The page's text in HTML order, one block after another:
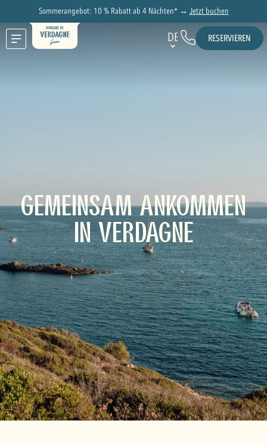
Sommerangebot: 10 % Rabatt ab 4 Nächten* → Jetzt buchen
DE RESERVIEREN
GEMEINSAM ANKOMMEN
IN VERDAGNE